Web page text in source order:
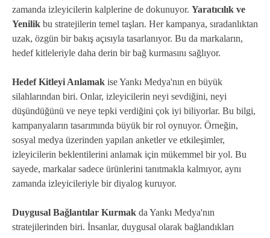
zamanda izleyicilerin kalplerine de dokunuyor. Yaratıcılık ve
Yenilik bu stratejilerin temel taşları. Her kampanya, sıradanlıktan
uzak, özgün bir bakış açısıyla tasarlanıyor. Bu da markaların,
hedef kitleleriyle daha derin bir bağ kurmasını sağlıyor.
Hedef Kitleyi Anlamak ise Yankı Medya'nın en büyük
silahlarından biri. Onlar, izleyicilerin neyi sevdiğini, neyi
düşündüğünü ve neye tepki verdiğini çok iyi biliyorlar. Bu bilgi,
kampanyaların tasarımında büyük bir rol oynuyor. Örneğin,
sosyal medya üzerinden yapılan anketler ve etkileşimler,
izleyicilerin beklentilerini anlamak için mükemmel bir yol. Bu
sayede, markalar sadece ürünlerini tanıtmakla kalmıyor, aynı
zamanda izleyicileriyle bir diyalog kuruyor.
Duygusal Bağlantılar Kurmak da Yankı Medya'nın
stratejilerinden biri. İnsanlar, duygusal olarak bağlandıkları